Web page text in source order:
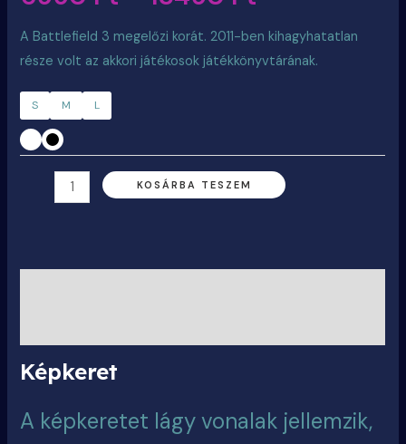
A Battlefield 3 megelőzi korát. 2011-ben kihagyhatatlan
része volt az akkori játékosok játékkönyvtárának.
S M L
KOSÁRBA TESZEM
Képkeret
A képkeretet lágy vonalak jellemzik,